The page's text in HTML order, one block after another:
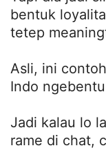
bentuk
tetep
Asli, ini
Indo
Jadi kalau lo
rame di chat,